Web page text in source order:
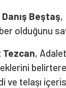
Beştaş,
olduğunu
Tezcan,
ve telaşı